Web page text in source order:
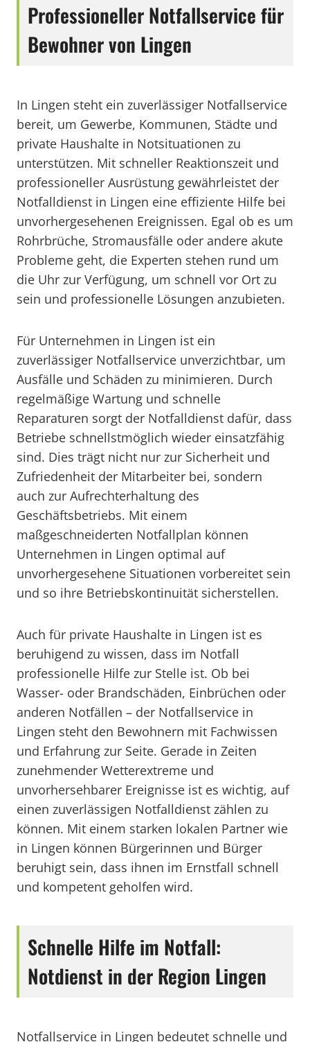
Professioneller Notfallservice für
Bewohner von Lingen
In Lingen steht ein zuverlässiger Notfallservice
bereit, um Gewerbe, Kommunen, Städte und
private Haushalte in Notsituationen zu
unterstützen. Mit schneller Reaktionszeit und
professioneller Ausrüstung gewährleistet der
Notfalldienst in Lingen eine effiziente Hilfe bei
unvorhergesehenen Ereignissen. Egal ob es um
Rohrbrüche, Stromausfälle oder andere akute
Probleme geht, die Experten stehen rund um
die Uhr zur Verfügung, um schnell vor Ort zu
sein und professionelle Lösungen anzubieten.
Für Unternehmen in Lingen ist ein
zuverlässiger Notfallservice unverzichtbar, um
Ausfälle und Schäden zu minimieren. Durch
regelmäßige Wartung und schnelle
Reparaturen sorgt der Notfalldienst dafür, dass
Betriebe schnellstmöglich wieder einsatzfähig
sind. Dies trägt nicht nur zur Sicherheit und
Zufriedenheit der Mitarbeiter bei, sondern
auch zur Aufrechterhaltung des
Geschäftsbetriebs. Mit einem
maßgeschneiderten Notfallplan können
Unternehmen in Lingen optimal auf
unvorhergesehene Situationen vorbereitet sein
und so ihre Betriebskontinuität sicherstellen.
Auch für private Haushalte in Lingen ist es
beruhigend zu wissen, dass im Notfall
professionelle Hilfe zur Stelle ist. Ob bei
Wasser- oder Brandschäden, Einbrüchen oder
anderen Notfällen – der Notfallservice in
Lingen steht den Bewohnern mit Fachwissen
und Erfahrung zur Seite. Gerade in Zeiten
zunehmender Wetterextreme und
unvorhersehbarer Ereignisse ist es wichtig, auf
einen zuverlässigen Notfalldienst zählen zu
können. Mit einem starken lokalen Partner wie
in Lingen können Bürgerinnen und Bürger
beruhigt sein, dass ihnen im Ernstfall schnell
und kompetent geholfen wird.
Schnelle Hilfe im Notfall:
Notdienst in der Region Lingen
Notfallservice in Lingen bedeutet schnelle und